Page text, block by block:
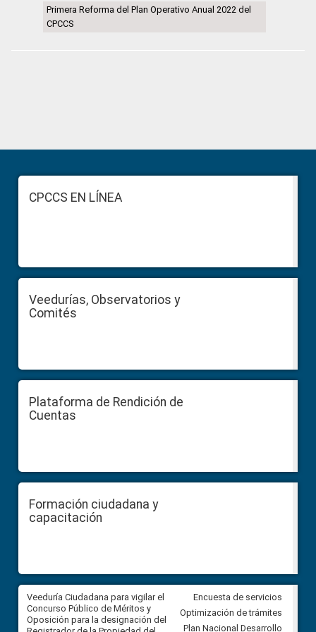
Primera Reforma del Plan Operativo Anual 2022 del
CPCCS
Sidebar
FooterCPCCS EN LÍNEA
Veedurías, Observatorios y
Comités
Plataforma de Rendición de
Cuentas
Formación ciudadana y
capacitación
Veeduría Ciudadana para vigilar el
Concurso Público de Méritos y
Oposición para la designación del
Veeduría Ciudadana para
construcción del asfaltado de
Encuesta de servicios
Optimización de trámites
Plan Nacional Desarrollo